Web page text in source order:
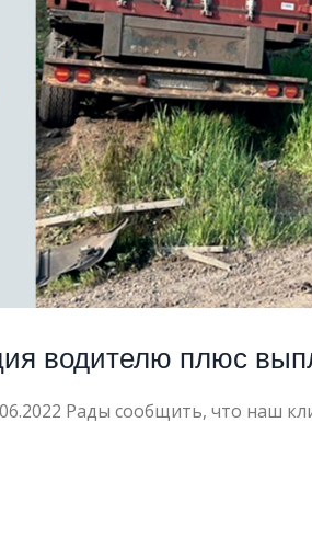
водителю плюс
Рады сообщить, что наш